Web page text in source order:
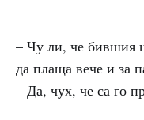
– Чу ли, че бившия
да плаща вече и за
– Да, чух, че са го